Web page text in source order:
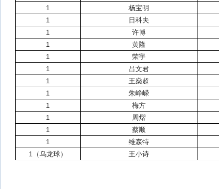
1
杨宝明
1
日科夫
1
许博
1
黄隆
1
荣宇
1
吕文君
1
王燊超
1
朱峥嵘
1
梅方
1
周熠
1
蔡顺
1
维森特
1（乌龙球）
王小诗